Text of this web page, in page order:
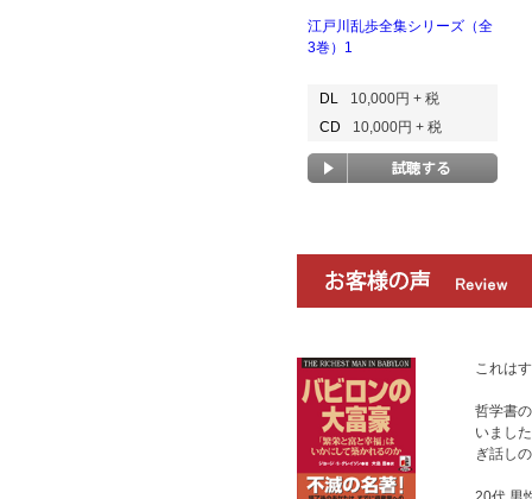
江戸川乱歩全集シリーズ（全
3巻）1
DL
10,000円 + 税
CD
10,000円 + 税
これは
哲学書
いまし
ぎ話し